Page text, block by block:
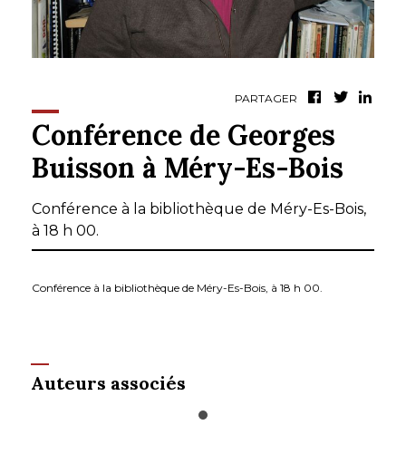
Conférence de Georges
Buisson à Méry-Es-Bois
PARTAGER
Conférence à la bibliothèque de Méry-Es-Bois,
à 18 h 00.
Conférence à la bibliothèque de Méry-Es-Bois, à 18 h 00.
Auteurs associés